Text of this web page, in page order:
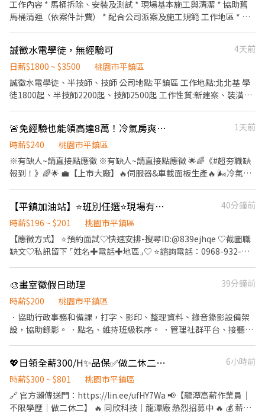
休二(夜)｜最高可領 $47,700 ⚠️ 江江提醒： 我們重視出勤，只要你
班 (07:00 – 19:00) │ 做二休二 ➔ 時薪 $210 ~ $230/H 🌙 常夜班
(22:00 – 07:15) │ 週休六日 ➔ 時薪 $230 ~ $250/H 🌙 二二夜班
制與時 薪 制為獨立方案，只能擇一應徵，不可混搭。 📍 地點：平
鎮工業區（平鎮區工業十路4號） 📲 想挑戰高薪加 L I N E： @ 4 4 4
p n d d y (江江) 📞 直接電話預約： 0966-889-866
工作內容 * 馬桶拆除、安裝及測試 * 現場基本施工與清潔 * 協助舊
馬桶清運（依案件計費） * 配合公司派案及施工規範 工作地區 * 桃
起 * 穩定派案，最高可達 60 件以上 薪資與費用 * 安裝工資：每顆
NT$1,600 起（近期將調薪） * 一趟標準安裝案件：NT$2,800 起 *
登高費：每層加 NT$100 * 舊馬桶丟棄費：NT$700 * 運費：
NT$400 * 非標準安裝另依施工內容加價 合作條件 * 需自備備貨倉庫
任感，能與客戶良好溝通 * 可長期穩定配合者優先 歡迎有經驗的師
傅加入我們，一起長期合作、穩定接案。如有興趣，請私訊提供您
的施工經驗、服務地區及聯絡方式，我們將盡快與您聯繫。
誠徵水電學徒，無經驗可
4天前
日薪$1800 ~ $3500
桃園市平鎮區
誠徵水電學徒、半技師、技師 公司地點:平鎮區 工作地點:北北基 學
徒1800起、半技師2200起、技師2500起 工作性質:新建案、裝潢修
電，我們都有承接 歡迎加入我們的行列👍🚨免經驗也能領高達8萬！冷氣房爽缺🔥週週領錢不是夢！
1天前
時薪$240
桃園市平鎮區
※有缺人~請直接點應徵 ※有缺人~請直接點應徵 🌟🌈《#超夯職缺
報到！》🌈🌟 💼【上市大廠】🔥伺服器&車載面板生產🔥 🌬️冷氣房
驗 ✔ 有供餐 ✔ 不輪班 ✔ 工作超簡單 ✔ 冷氣房 －－－－－－－ 💖
【薪資超甜】💖 🕐 日班：08:00~20:10 時薪 $220 約 $51,627～最高
$77,881 (含津貼 .加班) 🌙 夜班：20:00~08:10 時薪 $240， 約
$56,321～最高 $84,961！ (含津貼 .加班) －－－－－－－ 🪙 週領區
都已經分工分好了 每個人只要負責一小部分~ －－－－－－－ ✅簡
單操作一下機器 ✅檢查板子有沒有瑕疵 ✅做包裝／搬料／貼標籤等
等 ✅不難學，新手友善 無經驗OK ✅大部分都是站著／坐著作業，有
冷氣房 💸【還有額外獎金喔！】 🎁留才久任獎金： 20,000 元！ 📢
📢📢 💥機會難得！固定班、不熬夜、不輪班～ 💥超高週領薪～讓你
週週有錢拿～ 💥帶上好友一起來賺錢吧！ －－－－－－－ 【 快可
立-艾霏專員 】 ◼0965.123.880◼@337qqxyw
https://lin.ee/G8ikq9Jj
【平鎮加油站】⭐班別任選⭐現場有人教⭐無經驗可⭐兼職⭐經自CC
40分鐘前
時薪$196 ~ $201
桃園市平鎮區
【應徵方式】 ⭐預約面試♡快速安排-搜尋ID:@839ejhqe ♡截圖職
缺文♡私訊留下 ⌜姓名✚電話✚地區⌟♡ ⭐諮詢電話：0968-932-
任選 ✅ 日班、中班、夜班可選 ✅ 現場完整教學 ✅ 每月排休8天 📍
【工作地點】擇一 桃園市平鎮區中興路平鎮段0000號 桃園市平鎮區
金陵路五段0000號 ⏰【班別及薪資】 ☀️ 日班｜07:00～15:00｜時
薪 $196 🌤️ 中班｜15:00～23:00｜時薪 $196 🌙 夜班｜23:00～
料回報 ▪ 維持站內環境整潔 🌟 工作流程清楚、容易上手，無相關
經驗也能應徵！ 📌 應徵夜班者，須先於日班或中班實習1～3個月；
🎨畫室徵假日助理
39分鐘前
時薪$200
桃園市平鎮區
．協助行政事務和備課，打字、影印、整理資料、錄音錄影設備架
設，協助錄影。 ．點名、維持班級秩序。 ．管理社群平台、接聽電
💖日領全薪300/H✨品保✅做二休二✅公司供餐✅免費交通✅免費停車
6小時前
時薪$300 ~ $801
桃園市平鎮區
🔗 官方瀨傳送門：https://lin.ee/ufHY7Wa 📢【龍潭高薪作業員｜
不限學歷｜做二休二】 🔥 同欣科技｜龍潭廠 熱烈招募中 🔥 💰 薪資